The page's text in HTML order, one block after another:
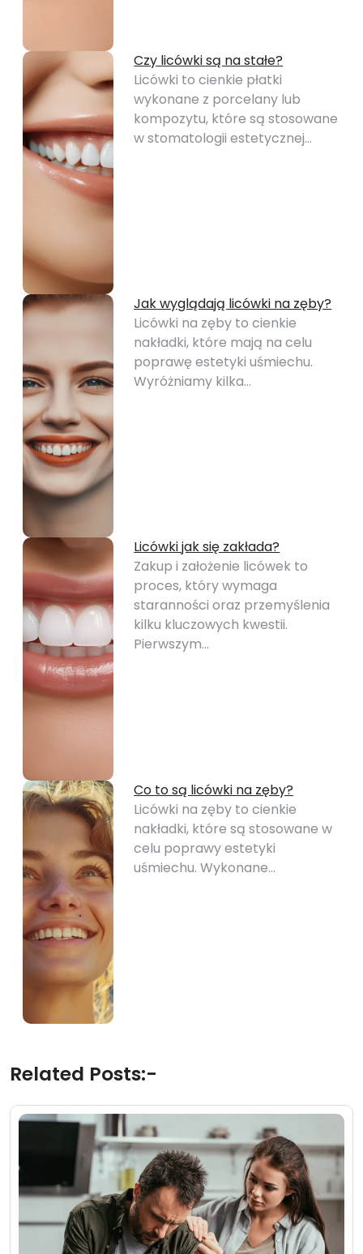
Czy licówki są na stałe?
Licówki to cienkie płatki
wykonane z porcelany lub
kompozytu, które są stosowane
w stomatologii estetycznej…
Jak wyglądają licówki na zęby?
Licówki na zęby to cienkie
nakładki, które mają na celu
poprawę estetyki uśmiechu.
Wyróżniamy kilka…
Licówki jak się zakłada?
Zakup i założenie licówek to
proces, który wymaga
staranności oraz przemyślenia
kilku kluczowych kwestii.
Pierwszym…
Co to są licówki na zęby?
Licówki na zęby to cienkie
nakładki, które są stosowane w
celu poprawy estetyki
uśmiechu. Wykonane…
Related Posts:-